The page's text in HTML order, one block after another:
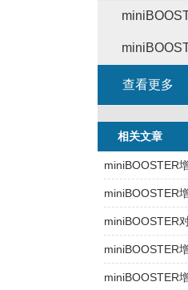
查看更多
相关文章
miniBOOSTER
miniBOOSTER
miniBOOSTER